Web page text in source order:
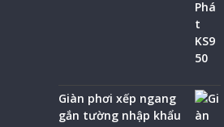
Giàn phơi xếp ngang
gắn tường nhập khẩu